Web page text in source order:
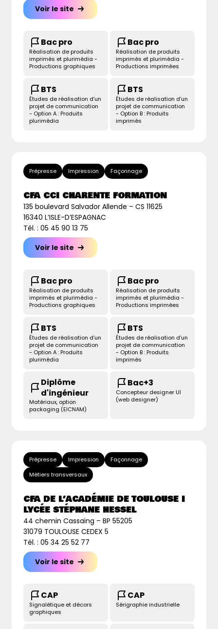
Voir le site
Bac pro
Réalisation de produits
imprimés et plurimédia -
Productions graphiques
Bac pro
Réalisation de produits
imprimés et plurimédia -
Productions imprimées
BTS
Études de réalisation d’un
projet de communication
- Option A : Produits
plurimédia
BTS
Études de réalisation d’un
projet de communication
- Option B : Produits
imprimés
Prépresse Impression Façonnage
CFA CCI CHARENTE FORMATION
135 boulevard Salvador Allende – CS 11625
16340 L’ISLE-D’ESPAGNAC
Tél. : 05 45 90 13 75
Voir le site
Bac pro
Réalisation de produits
imprimés et plurimédia -
Productions graphiques
Bac pro
Réalisation de produits
imprimés et plurimédia -
Productions imprimées
BTS
Études de réalisation d’un
projet de communication
- Option A : Produits
plurimédia
BTS
Études de réalisation d’un
projet de communication
- Option B : Produits
imprimés
Diplôme
d'ingénieur
Matériaux, option
packaging (EICNAM)
Bac+3
Concepteur designer UI
(web designer)
Prépresse Impression
Façonnage
Métiers transversaux
CFA DE L’ACADÉMIE DE TOULOUSE I
LYCÉE STÉPHANE HESSEL
44 chemin Cassaing – BP 55205
31079 TOULOUSE CEDEX 5
Tél. : 05 34 25 52 77
Voir le site
CAP
Signalétique et décors
graphiques
CAP
Sérigraphie industrielle